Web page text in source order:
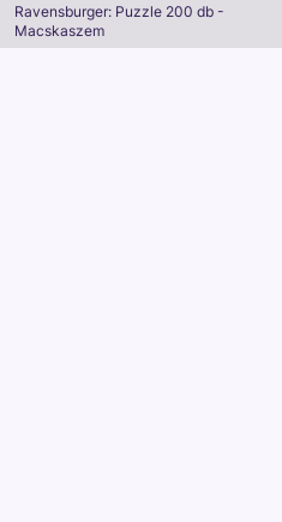
Ravensburger: Puzzle 200 db -
Macskaszem